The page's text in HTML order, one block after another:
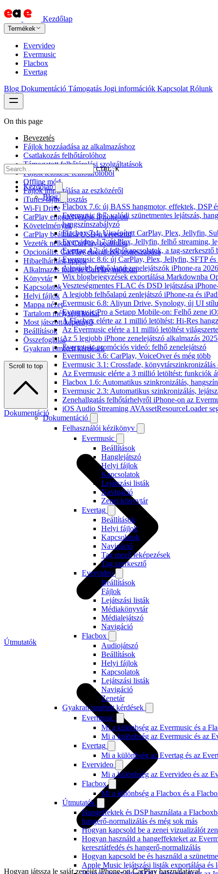
Kezdőlap
Termékek
Evervideo
Evermusic
Flacbox
Evertag
Blog Dokumentáció Támogatás Jogi információk Kapcsolat Rólunk
CTRL K
Kezdőlap
Blog
Flacbox 7.6: új BASS hangmotor, effektek, DSP
Evermusic 8.7: valódi szünetmentes lejátszás,
hangszínszabályzó
Flacbox 7.4: Újraépített CarPlay, Plex, Jellyfin,
Evervideo 1.7: új Plex, Jellyfin, felhő streaming,
Evertag 4.2: új felhőkapcsolatok, a tag-szerkesztő
Evermusic 8.6: új CarPlay, Plex, Jellyfin, SFTP
A legjobb felhőalapú zenelejátszók iPhone-ra
Wix blogbejegyzések exportálása Markdownba
Veszteségmentes FLAC és DSD lejátszása
A legjobb felhőalapú zenlejátszó iPhone-ra és
Evermusic 6.8: Aliyun Drive, Synology, új UI
Evermusic Pro a Setapp Mobile-on: Felhő zene
A Flacbox elérte az 1 millió letöltést: Hi-Res
Az Evermusic elérte a 11 millió letöltést világszerte
Az 5 legjobb iPhone zenelejátszó alkalmazás
Evermusic promóciós videó: felhő zenelejátszó
Evermusic 3.6: CarPlay, VoiceOver és még több
Evermusic 3.1: Crossfade, könyvtárszinkronizálás
Az Evermusic elérte a 3 millió letöltést: funkciók
Flacbox 1.6: Automatikus szinkronizálás,
Evermusic 2.3: Automatikus szinkronizálás,
Zenehallgatás felhőtárhelyről iPhone-on az
iOS Audio Streaming AVAssetResourceLoader
Dokumentáció
Felhasználói kézikönyv
Evermusic
Beállítások
Hanglejátszó
Helyi fájlok
Kapcsolatok
Lejátszási listák
Navigáció
Zenei könyvtár
Evertag
Beállítások
Helyi fájlok
Kapcsolatok
Navigáció
Tag mező leképezések
Tag szerkesztő
Evervideo
Beállítások
Fájlok
Lejátszási listák
Médiakönyvtár
Médialejátszó
Navigáció
Flacbox
Audiojátszó
Beállítások
Helyi fájlok
Kapcsolatok
Lejátszási listák
Navigáció
Zenetár
Gyakran ismételt kérdések
Evermusic
Mi a különbség az Evermusic és a
Mi a különbség az Evermusic és az
Evertag
Mi a különbség az Evertag és az
Evervideo
Mi a különbség az Evervideo és az
Flacbox
Mi a különbség a Flacbox és a
Útmutatók
Hangeffektek és DSP használata a
hangerő-normalizálás és még sok más
Hogyan kapcsold be a zenei vizualizálót
Hogyan használd a hangeffekteket az
keresztátfedés és hangerő-normalizálás
Hogyan kapcsold be és használd a
Apple Music lejátszási listák exportálása és
On this page
Bevezetés
Fájlok hozzáadása az alkalmazáshoz
Csatlakozás felhőtárolóhoz
Támogatott felhőtárolási szolgáltatások
Fájlok letöltése felhőtárolóból
Offline mód
Fájlok importálása az eszközéről
iTunes fájlmegosztás
Wi-Fi Drive
CarPlay engedélyezése iPhone-on
Követelmények
CarPlay beállítása USB-n keresztül
Vezeték nélküli CarPlay beállítása
Opcionális: CarPlay elrendezés testreszabása
Hibaelhárítási tippek
Alkalmazás felülete CarPlay módban
Könyvtár
Kapcsolatok
Helyi fájlok
Mappa nézet
Tartalom mélységi korlát
Most játszott képernyő
Beállítások
Összefoglalás
Gyakran ismételt kérdések
Scroll to top
Dokumentáció
Útmutatók
Hogyan játssza le saját zenéjét iPhone-on CarPlay használatával